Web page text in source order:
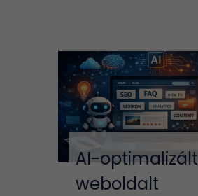
AI-optimalizált
weboldalt